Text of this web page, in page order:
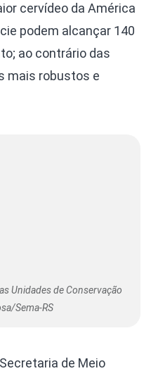
cervídeo da América
podem alcançar 140
ao contrário das
mais robustos e
Unidades de Conservação
Sema-RS
de Meio